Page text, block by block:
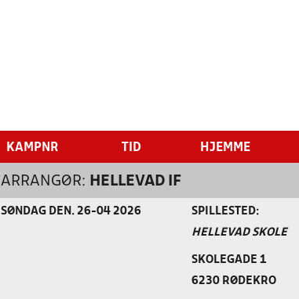
KAMPNR TID HJEMME
ARRANGØR: HELLEVAD IF
SØNDAG DEN. 26-04 2026 SPILLESTED:
HELLEVAD SKOLE
SKOLEGADE 1
6230 RØDEKRO